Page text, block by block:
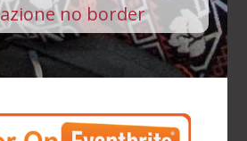
no border